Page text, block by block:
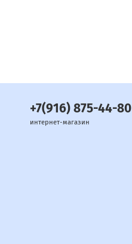
+7(916) 875-44-80
интернет-магазин